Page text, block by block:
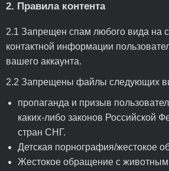
2. Правила контента
2.1 Запрещен спам любого вида на
контактной информации
вашего аккаунта.
2.2 Запрещены файлы следующих
пропаганда и призыв
каких-либо законов Российской
стран СНГ.
Детская порнография/жестокое
Жестокое обращение с